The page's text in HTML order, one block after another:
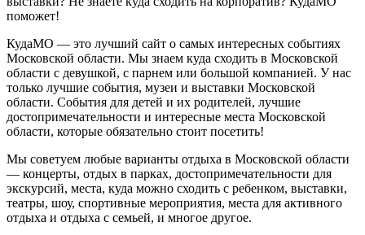
поможет!
КудаМО — это лучший сайт о самых интересных событиях
Московской области. Мы знаем куда сходить в Московской
области с девушкой, с парнем или большой компанией. У нас
только лучшие события, музеи и выставки Московской
области. События для детей и их родителей, лучшие
достопримечательности и интересные места Московской
области, которые обязательно стоит посетить!
Мы советуем любые варианты отдыха в Московской области
— концерты, отдых в парках, достопримечательности для
экскурсий, места, куда можно сходить с ребенком, выставки,
театры, шоу, спортивные мероприятия, места для активного
отдыха и отдыха с семьей, и многое другое.